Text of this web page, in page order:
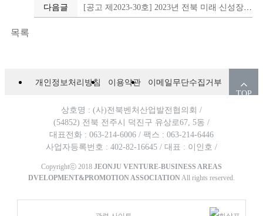
다음글
목록
개인정보처리방침 이용약관
이메일무단수집거부
TOP
상호명 : (사)전북벤처산업발전협의회 /
(54852) 전북 전주시 덕진구 유상로67, 5동 /
대표전화 : 063-214-6006 / 팩스 : 063-214-6446
사업자등록번호 : 402-82-16645 / 대표 : 이인호 /
Copyrightⓒ 2018 JEONJU VENTURE-BUSINESS AREAS
DVELOPMENT&PROMOTION ASSOCIATIONAll rights reserved.